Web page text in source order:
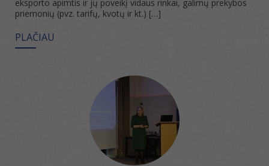
eksporto apimtis ir jų poveikį vidaus rinkai, galimų prekybos
priemonių (pvz. tarifų, kvotų ir kt.) […]
PLAČIAU